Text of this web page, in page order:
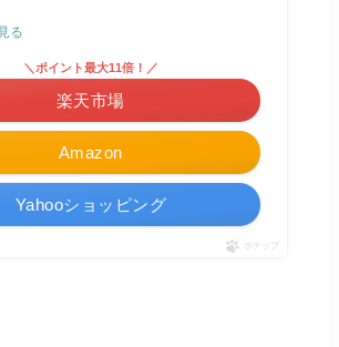
る
Amazon
＼ポイント最大11倍！／
楽天市場
Yahooショッピング
ポチップ